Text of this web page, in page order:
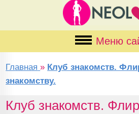
Меню
Главная » Клуб знакомств.
знакомству.
Клуб знакомств.